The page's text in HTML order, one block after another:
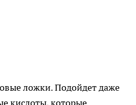
ложки. Подойдет даже